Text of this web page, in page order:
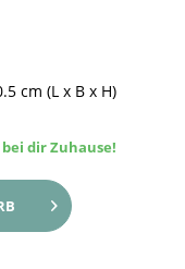
cm (L x B x H)
dir Zuhause!